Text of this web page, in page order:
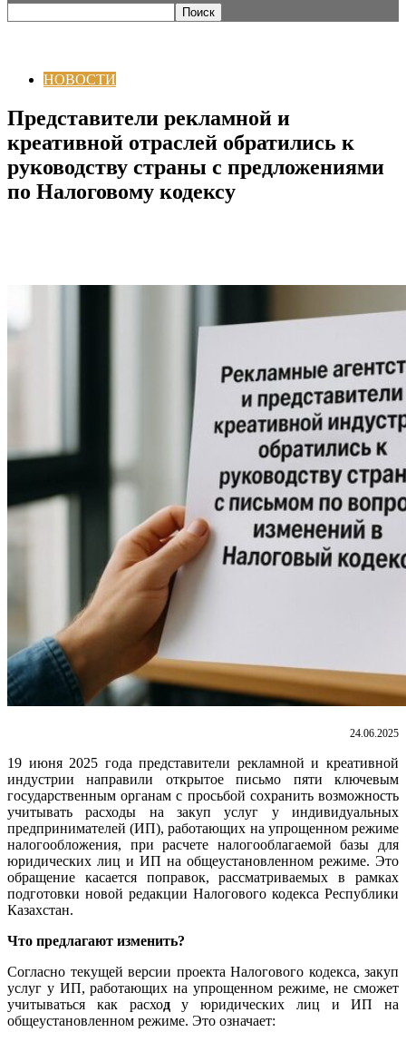
НОВОСТИ
Представители рекламной и
креативной отраслей обратились к
руководству страны с предложениями
по Налоговому кодексу
24.06.2025
19 июня 2025 года представители рекламной и креативной
индустрии направили открытое письмо пяти ключевым
государственным органам с просьбой сохранить возможность
учитывать расходы на закуп услуг у индивидуальных
предпринимателей (ИП), работающих на упрощенном режиме
налогообложения, при расчете налогооблагаемой базы для
юридических лиц и ИП на общеустановленном режиме. Это
обращение касается поправок, рассматриваемых в рамках
подготовки новой редакции Налогового кодекса Республики
Казахстан.
Что предлагают изменить?
Согласно текущей версии проекта Налогового кодекса, закуп
услуг у ИП, работающих на упрощенном режиме, не сможет
учитываться как расходу юридических лиц и ИП на
общеустановленном режиме. Это означает: